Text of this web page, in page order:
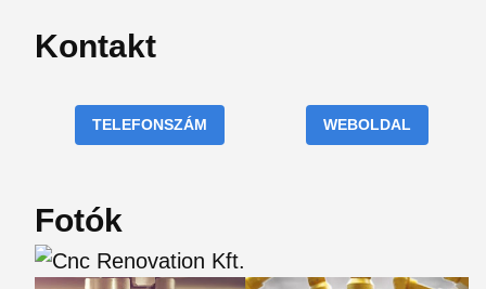
Kontakt
TELEFONSZÁM WEBOLDAL
Fotók